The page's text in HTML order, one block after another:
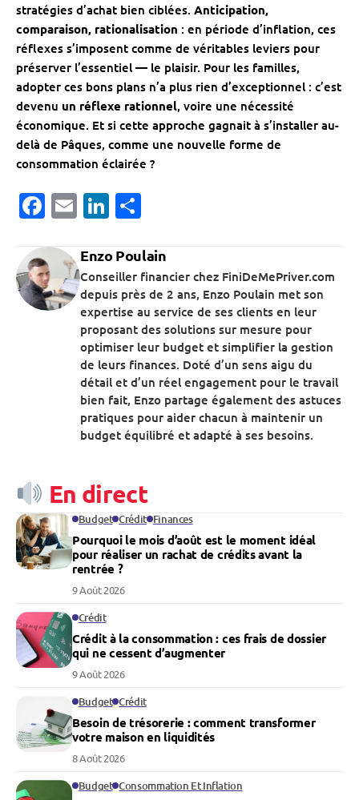
stratégies d’achat bien ciblées. Anticipation,
comparaison, rationalisation : en période d’inflation, ces
réflexes s’imposent comme de véritables leviers pour
préserver l’essentiel — le plaisir. Pour les familles,
adopter ces bons plans n’a plus rien d’exceptionnel : c’est
devenu un réflexe rationnel, voire une nécessité
économique. Et si cette approche gagnait à s’installer au-
delà de Pâques, comme une nouvelle forme de
consommation éclairée ?
Facebook
EmailLinkedIn
Enzo Poulain
Conseiller financier chez FiniDeMePriver.com
depuis près de 2 ans, Enzo Poulain met son
expertise au service de ses clients en leur
proposant des solutions sur mesure pour
optimiser leur budget et simplifier la gestion
de leurs finances. Doté d’un sens aigu du
détail et d’un réel engagement pour le travail
bien fait, Enzo partage également des astuces
pratiques pour aider chacun à maintenir un
budget équilibré et adapté à ses besoins.
En direct
Budget Crédit Finances
Pourquoi le mois d’août est le moment idéal
pour réaliser un rachat de crédits avant la
rentrée ?
9 Août 2026
Crédit
Crédit à la consommation : ces frais de dossier
qui ne cessent d’augmenter
9 Août 2026
Budget Crédit
Besoin de trésorerie : comment transformer
votre maison en liquidités
8 Août 2026
Budget Consommation Et Inflation